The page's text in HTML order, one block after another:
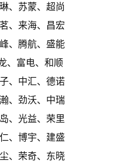
、苏蒙、超尚
、来海、昌宏
、腾航、盛能
、富电、和顺
、中汇、德诺
、劲沃、中瑞
、光益、荣里
、博宇、建盛
、荣奇、东晓